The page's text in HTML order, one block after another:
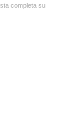
completa su